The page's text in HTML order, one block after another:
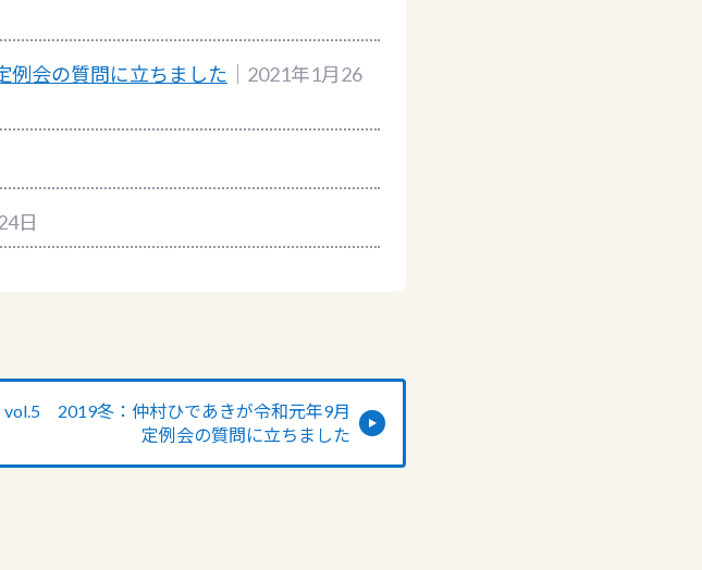
会の質問に立ちました ｜2021年1月26
日
vol.5 2019冬：仲村ひであきが令和元年9月
定例会の質問に立ちました